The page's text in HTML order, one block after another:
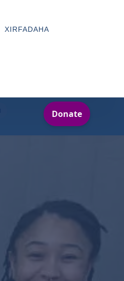
XIRFADAHA